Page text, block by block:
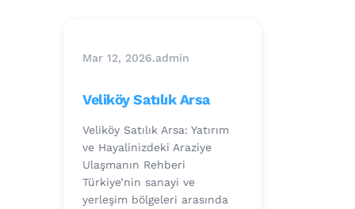
Mar 12, 2026.admin
Veliköy Satılık Arsa
Veliköy Satılık Arsa: Yatırım
ve Hayalinizdeki Araziye
Ulaşmanın Rehberi
Türkiye’nin sanayi ve
yerleşim bölgeleri arasında